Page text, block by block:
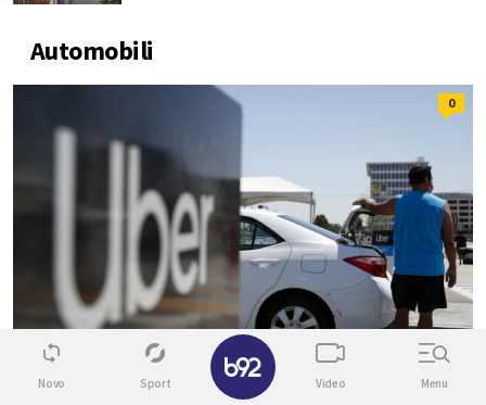
Automobili
0
Novo Sport Video Menu